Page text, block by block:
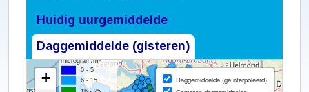
Huidig uurgemiddelde
Daggemiddelde (gisteren)